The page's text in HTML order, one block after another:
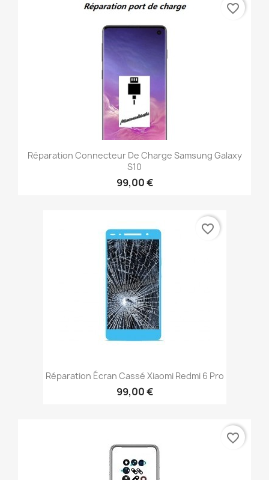
Réparation Connecteur De Charge Samsung Galaxy
S10
99,00 €
favorite_border
Réparation Écran Cassé Xiaomi Redmi 6 Pro
99,00 €
favorite_border
favorite_border